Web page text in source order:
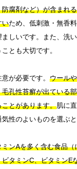
腐剤など）が含まれ
いため、低刺激・無香
しいです。また、洗
とも大切です。
が必要です。 ウール
孔性苔癬が出ている
とがあります。肌に
性のよいものを選ぶと
ミンAを多く含む食品
タミンC、ビタミンE